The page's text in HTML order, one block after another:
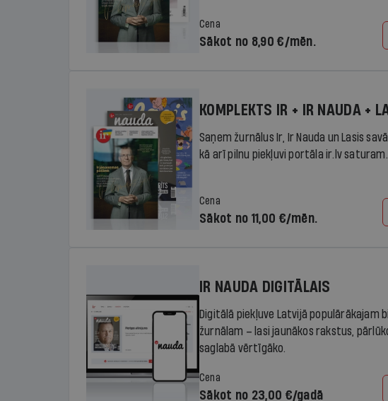
Cena
Sākot no 8,90 €/mēn.
KOMPLEKTS IR + IR NAUDA +
Saņem žurnālus Ir, Ir Nauda un Lasis
kā arī pilnu piekļuvi portāla ir.lv saturam.
Cena
Sākot no 11,00 €/mēn.
IR NAUDA DIGITĀLAIS
Digitālā piekļuve Latvijā populārākajam
žurnālam – lasi jaunākos rakstus,
saglabā vērtīgāko.
Cena
Sākot no 23,00 €/gadā